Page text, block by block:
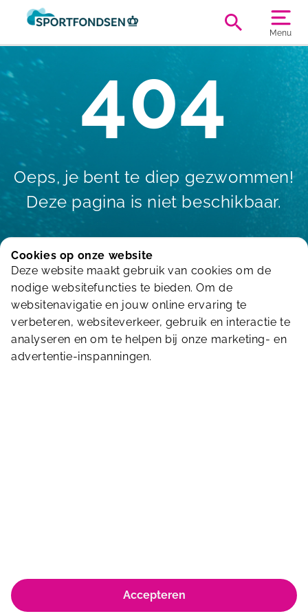
Menu
404
Oeps, je bent te diep gezwommen!
Deze pagina is niet beschikbaar.
terug naar Home
Stuur ons een bericht
© Koninklijke Sportfondsen 2026
Cookies op onze website
Deze website maakt gebruik van cookies om de
nodige websitefuncties te bieden. Om de
websitenavigatie en jouw online ervaring te
verbeteren, websiteverkeer, gebruik en interactie te
analyseren en om te helpen bij onze marketing- en
advertentie-inspanningen.
Accepteren